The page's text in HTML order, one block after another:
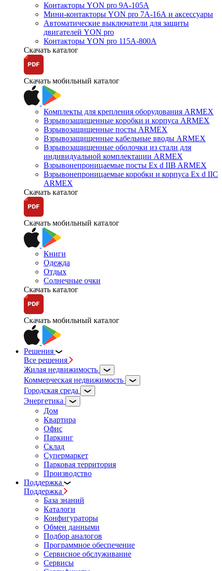
Контакторы YON pro 9А-105А
Мини-контакторы YON pro 7А-16А и аксессуары
Автоматические выключатели для защиты
двигателей YON pro
Контакторы YON pro 115А-800А
Скачать каталог
Скачать мобильный каталог
Комплекты для крепления оборудования ARMEX
Взрывозащищенные коробки и корпуса ARMEX
Взрывозащищенные посты ARMEX
Взрывозащищенные кабельные вводы ARMEX
Взрывозащищенные оболочки из стали для
индивидуальной комплектации ARMEX
Взрывонепроницаемые посты Ex d IIB ARMEX
Взрывонепроницаемые коробки и корпуса Ex d IIС
ARMEX
Скачать каталог
Скачать мобильный каталог
Книги
Одежда
Отдых
Солнечные очки
Скачать каталог
Скачать мобильный каталог
Решения
Все решения
Жилая недвижимость
Коммерческая недвижимость
Городская среда
Энергетика
Дом
Квартира
Офис
Паркинг
Склад
Супермаркет
Парковая территория
Производство
Поддержка
Поддержка
База знаний
Каталоги
Конфигураторы
Обмен данными
Подбор аналогов
Программное обеспечение
Сервисное обслуживание
Сервисы